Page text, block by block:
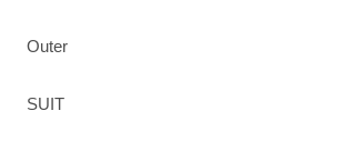
Outer
SUIT